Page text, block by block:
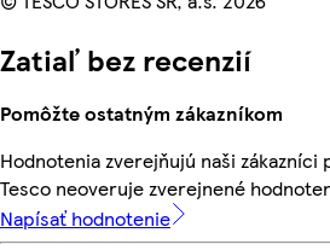
Zatiaľ bez recenzií
Pomôžte ostatným zákazníkom
Hodnotenia zverejňujú naši zákazníci
Tesco neoveruje zverejnené
Napísať hodnotenie